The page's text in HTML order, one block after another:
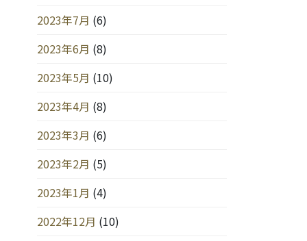
2023年7月 (6)
2023年6月 (8)
2023年5月 (10)
2023年4月 (8)
2023年3月 (6)
2023年2月 (5)
2023年1月 (4)
2022年12月 (10)